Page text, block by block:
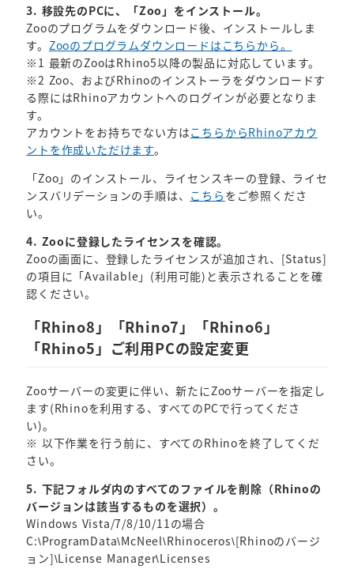
3. 移設先のPCに、「Zoo」をインストール。
Zooのプログラムをダウンロード後、インストールしま
す。 Zooのプログラムダウンロードはこちらから。
※1 最新のZooはRhino5以降の製品に対応しています。
※2 Zoo、およびRhinoのインストーラをダウンロードす
る際にはRhinoアカウントへのログインが必要となりま
す。
アカウントをお持ちでない方はこちらからRhinoアカウ
ントを作成いただけます。
「Zoo」のインストール、ライセンスキーの登録、ライセ
ンスバリデーションの手順は、 こちら をご参照くださ
い。
4. Zooに登録したライセンスを確認。
Zooの画面に、登録したライセンスが追加され、[Status]
の項目に「Available」(利用可能)と表示されることを確
認ください。
「Rhino8」「Rhino7」「Rhino6」
「Rhino5」ご利用PCの設定変更
Zooサーバーの変更に伴い、新たにZooサーバーを指定し
ます(Rhinoを利用する、すべてのPCで行ってくださ
い)。
※ 以下作業を行う前に、すべてのRhinoを終了してくだ
さい。
5. 下記フォルダ内のすべてのファイルを削除（Rhinoの
バージョンは該当するものを選択）。
Windows Vista/7/8/10/11の場合
C:\ProgramData\McNeel\Rhinoceros\[Rhinoのバージ
ョン]\License Manager\Licenses